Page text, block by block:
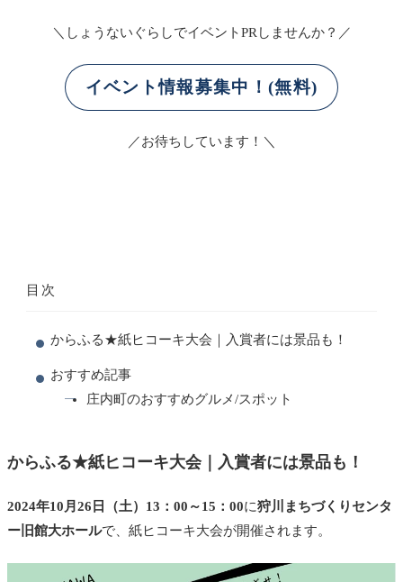
＼しょうないぐらしでイベントPRしませんか？／
イベント情報募集中！(無料)
／お待ちしています！＼
目次
からふる★紙ヒコーキ大会｜入賞者には景品も！
おすすめ記事
庄内町のおすすめグルメ/スポット
からふる★紙ヒコーキ大会｜入賞者には景品も！
2024年10月26日（土）13：00～15：00に狩川まちづくりセンタ
ー旧館大ホールで、紙ヒコーキ大会が開催されます。